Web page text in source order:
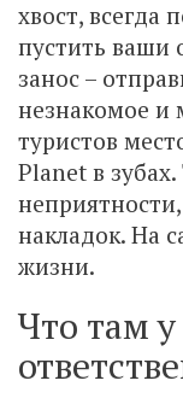
хвост, всегда
пустить ваши
занос –
незнакомое и
туристов
Planet в
накладок. На
жизни.
Что там у